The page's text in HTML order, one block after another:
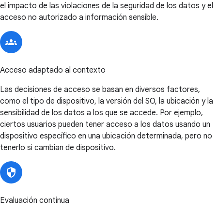
el impacto de las violaciones de la seguridad de los datos y el
acceso no autorizado a información sensible.
Acceso adaptado al contexto
Las decisiones de acceso se basan en diversos factores,
como el tipo de dispositivo, la versión del SO, la ubicación y la
sensibilidad de los datos a los que se accede. Por ejemplo,
ciertos usuarios pueden tener acceso a los datos usando un
dispositivo específico en una ubicación determinada, pero no
tenerlo si cambian de dispositivo.
Evaluación continua